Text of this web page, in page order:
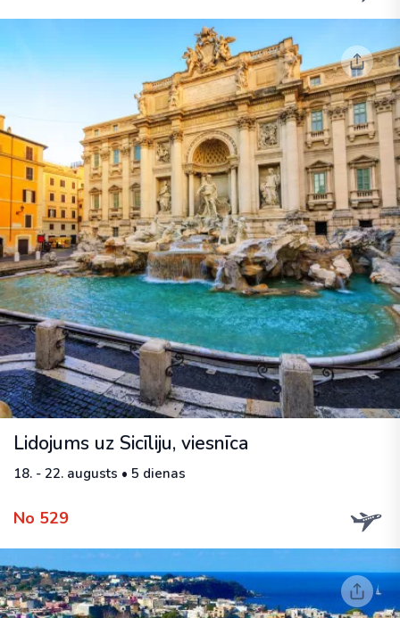
Lidojums uz Sicīliju, viesnīca
18. - 22. augusts • 5 dienas
No 529